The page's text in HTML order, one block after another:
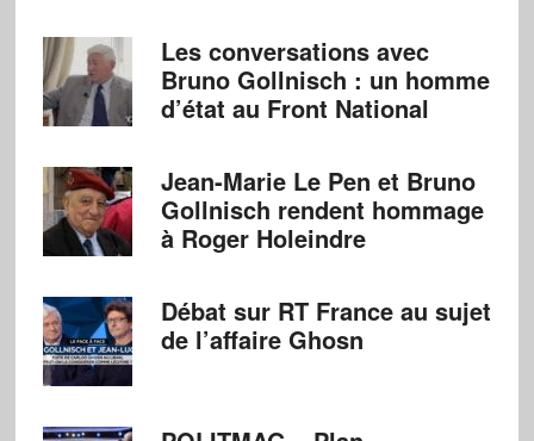
Les conversations avec
Bruno Gollnisch : un homme
d’état au Front National
Jean-Marie Le Pen et Bruno
Gollnisch rendent hommage
à Roger Holeindre
Débat sur RT France au sujet
de l’affaire Ghosn